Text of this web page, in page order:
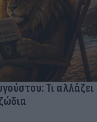
Τι αλλάζει